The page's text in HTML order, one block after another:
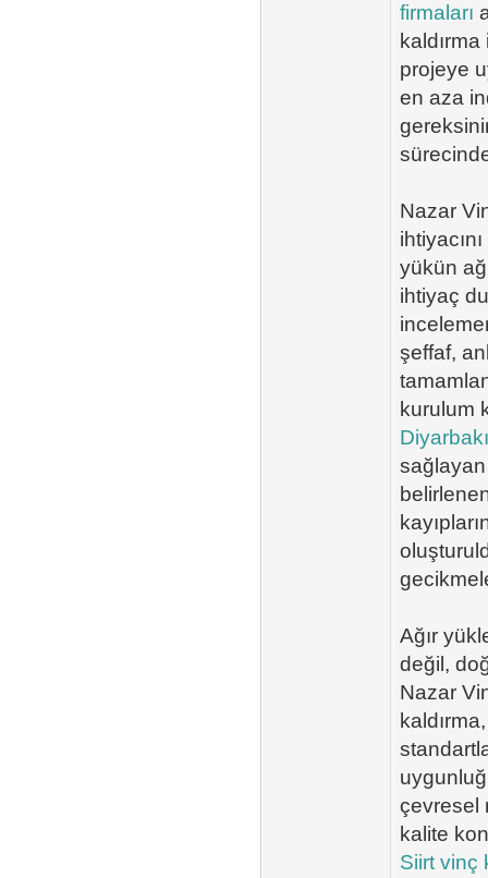
firmaları
projeye
en aza
Nazar
yükün
ihtiyaç
şeffaf,
kurulum
Ağır
değil,
Nazar
çevresel
kalite
Siirt vinç